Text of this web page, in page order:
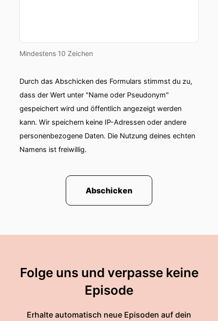
Mindestens 10 Zeichen
Durch das Abschicken des Formulars stimmst du zu,
dass der Wert unter "Name oder Pseudonym"
gespeichert wird und öffentlich angezeigt werden
kann. Wir speichern keine IP-Adressen oder andere
personenbezogene Daten. Die Nutzung deines echten
Namens ist freiwillig.
Abschicken
Folge uns und verpasse keine
Episode
Erhalte automatisch neue Episoden auf dein